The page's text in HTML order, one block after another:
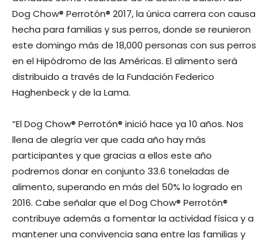
Dog Chow® Perrotón® 2017, la única carrera con causa
hecha para familias y sus perros, donde se reunieron
este domingo más de 18,000 personas con sus perros
en el Hipódromo de las Américas. El alimento será
distribuido a través de la Fundación Federico
Haghenbeck y de la Lama.
“El Dog Chow® Perrotón® inició hace ya 10 años. Nos
llena de alegría ver que cada año hay más
participantes y que gracias a ellos este año
podremos donar en conjunto 33.6 toneladas de
alimento, superando en más del 50% lo logrado en
2016. Cabe señalar que el Dog Chow® Perrotón®
contribuye además a fomentar la actividad física y a
mantener una convivencia sana entre las familias y